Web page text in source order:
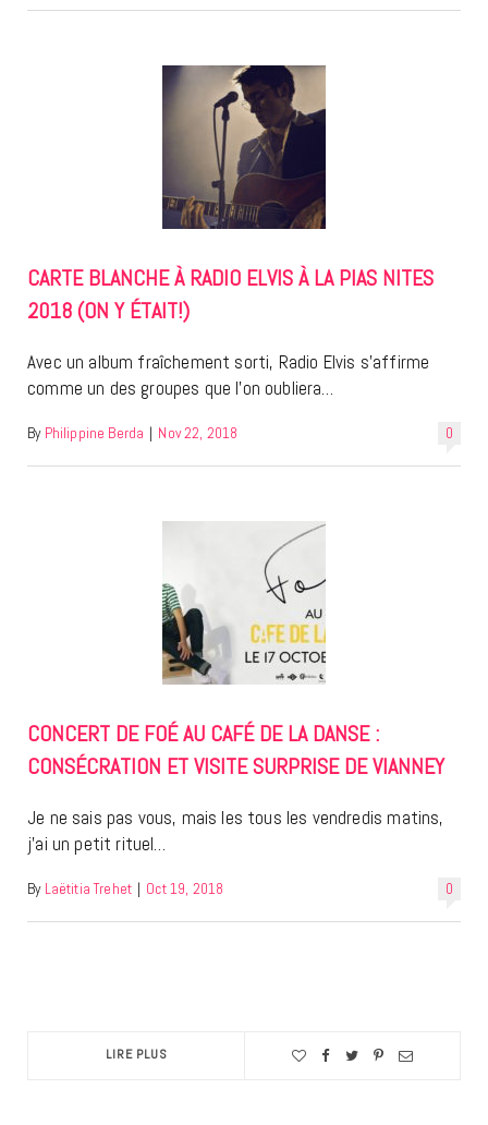
CARTE BLANCHE À RADIO ELVIS À LA PIAS NITES
2018 (ON Y ÉTAIT!)
Avec un album fraîchement sorti, Radio Elvis s’affirme
comme un des groupes que l’on oubliera…
0
By Philippine Berda | Nov 22, 2018
CONCERT DE FOÉ AU CAFÉ DE LA DANSE :
CONSÉCRATION ET VISITE SURPRISE DE VIANNEY
Je ne sais pas vous, mais les tous les vendredis matins,
j’ai un petit rituel…
0
By Laëtitia Trehet | Oct 19, 2018
LIRE PLUS